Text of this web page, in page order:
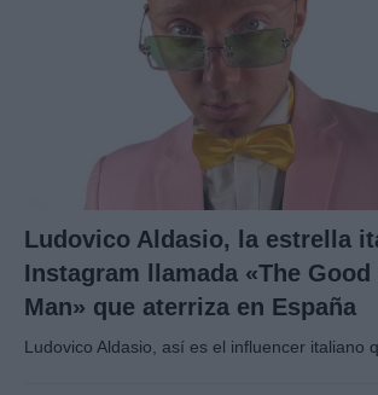
Ludovico Aldasio, la estrella
Instagram llamada «The
Man» que aterriza en España
Ludovico Aldasio, así es el influencer italiano